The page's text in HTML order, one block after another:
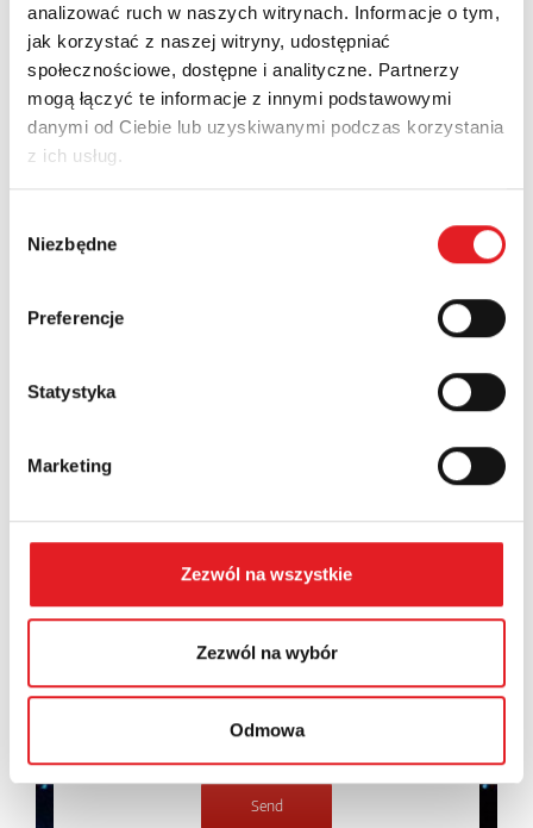
analizować ruch w naszych witrynach. Informacje o tym,
jak korzystać z naszej witryny, udostępniać
społecznościowe, dostępne i analityczne. Partnerzy
mogą łączyć te informacje z innymi podstawowymi
danymi od Ciebie lub uzyskiwanymi podczas korzystania
z ich usług.
zgody
Niezbędne
Preferencje
Statystyka
Marketing
Zezwól na wszystkie
Zezwól na wybór
Odmowa
Company:
Phone:
Country:
personal data in the Privacy Policy*